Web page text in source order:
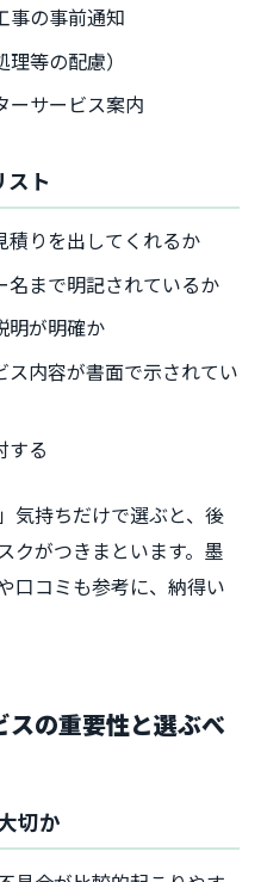
事の事前通知
等の配慮）
ーサービス案内
スト
積りを出してくれるか
名まで明記されているか
明が明確か
内容が書面で示されてい
する
気持ちだけで選ぶと、後
クがつきまといます。墨
口コミも参考に、納得い
の重要性と選ぶべ
切か